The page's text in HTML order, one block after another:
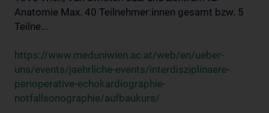
Anatomie Max. 40 Teilnehmer:innen gesamt bzw. 5
Teilne...
https://www.meduniwien.ac.at/web/en/ueber-
uns/events/jaehrliche-events/interdisziplinaere-
perioperative-echokardiographie-
notfallsonographie/aufbaukurs/